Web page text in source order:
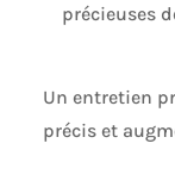
précieuses
Un entretien
précis et